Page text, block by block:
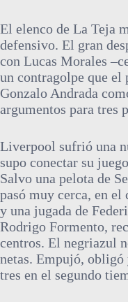
El elenco de La Teja
defensivo. El gran
con Lucas Morales
un contragolpe que
Gonzalo Andrada
argumentos para tres
Liverpool sufrió una
supo conectar su
Salvo una pelota de
pasó muy cerca, en
y una jugada de
Rodrigo Formento,
centros. El negriazul
netas. Empujó,
tres en el segundo